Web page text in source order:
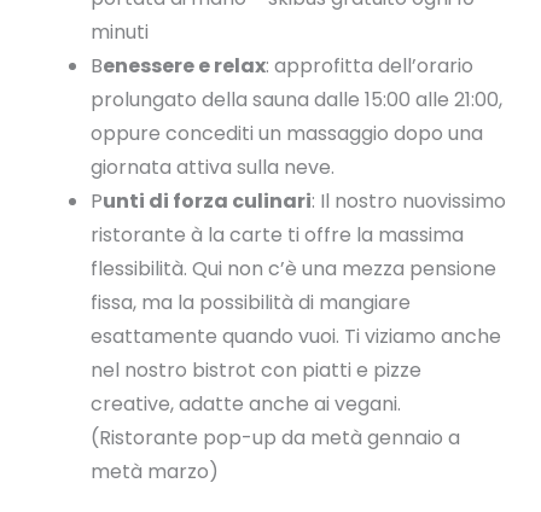
minuti
Benessere e relax: approfitta dell’orario
prolungato della sauna dalle 15:00 alle 21:00,
oppure concediti un massaggio dopo una
giornata attiva sulla neve.
Punti di forza culinari: Il nostro nuovissimo
ristorante à la carte ti offre la massima
flessibilità. Qui non c’è una mezza pensione
fissa, ma la possibilità di mangiare
esattamente quando vuoi. Ti viziamo anche
nel nostro bistrot con piatti e pizze
creative, adatte anche ai vegani.
(Ristorante pop-up da metà gennaio a
metà marzo)